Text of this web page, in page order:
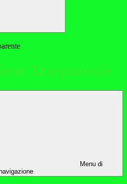
Trasparente
Menu di